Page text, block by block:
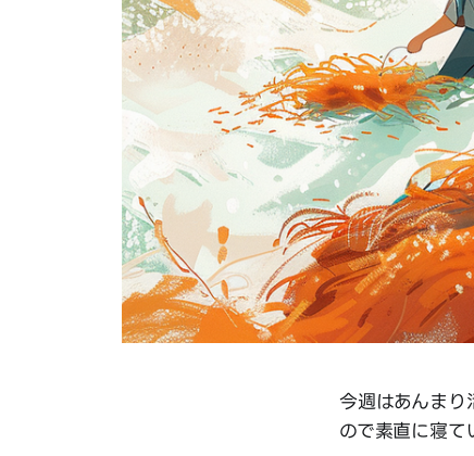
今週はあんまり
ので素直に寝て